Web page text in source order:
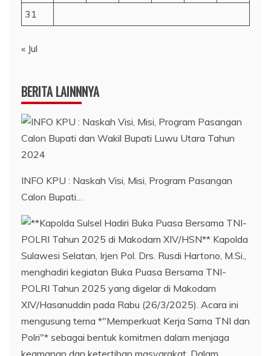
31
« Jul
BERITA LAINNNYA
INFO KPU : Naskah Visi, Misi, Program Pasangan
Calon Bupati…